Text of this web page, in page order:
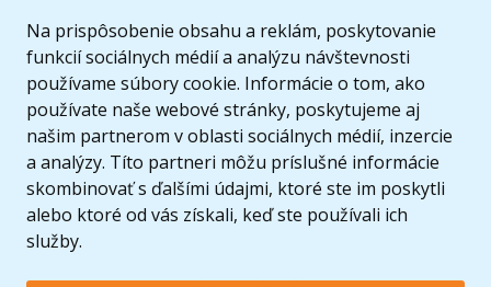
Na prispôsobenie obsahu a reklám, poskytovanie
funkcií sociálnych médií a analýzu návštevnosti
používame súbory cookie. Informácie o tom, ako
používate naše webové stránky, poskytujeme aj
našim partnerom v oblasti sociálnych médií, inzercie
a analýzy. Títo partneri môžu príslušné informácie
skombinovať s ďalšími údajmi, ktoré ste im poskytli
alebo ktoré od vás získali, keď ste používali ich
služby.